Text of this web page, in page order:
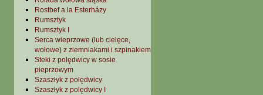
Rostbef a la Esterházy
Rumsztyk
Rumsztyk I
Serca wieprzowe (lub cielęce,
wołowe) z ziemniakami i szpinakiem
Steki z polędwicy w sosie
pieprzowym
Szaszłyk z polędwicy
Szaszłyk z polędwicy I